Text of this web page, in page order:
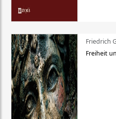
Friedrich
Freiheit